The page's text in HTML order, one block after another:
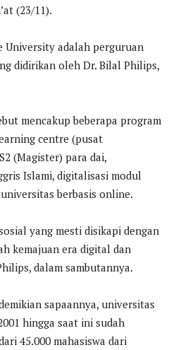
(23/11).
University adalah perguruan
didirikan oleh Dr. Bilal Philips,
mencakup beberapa program
centre (pusat
(Magister) para dai,
Islami, digitalisasi modul
berbasis online.
yang mesti disikapi dengan
kemajuan era digital dan
dalam sambutannya.
sapaannya, universitas
hingga saat ini sudah
45.000 mahasiswa dari